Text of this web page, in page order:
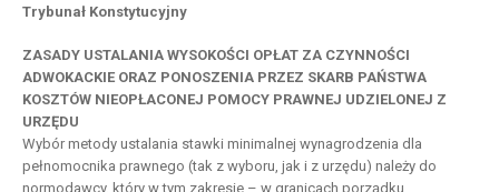
Trybunał Konstytucyjny
ZASADY USTALANIA WYSOKOŚCI OPŁAT ZA CZYNNOŚCI
ADWOKACKIE ORAZ PONOSZENIA PRZEZ SKARB PAŃSTWA
KOSZTÓW NIEOPŁACONEJ POMOCY PRAWNEJ UDZIELONEJ Z
URZĘDU
Wybór metody ustalania stawki minimalnej wynagrodzenia dla
pełnomocnika prawnego (tak z wyboru, jak i z urzędu) należy do
normodawcy, który w tym zakresie – w granicach porządku